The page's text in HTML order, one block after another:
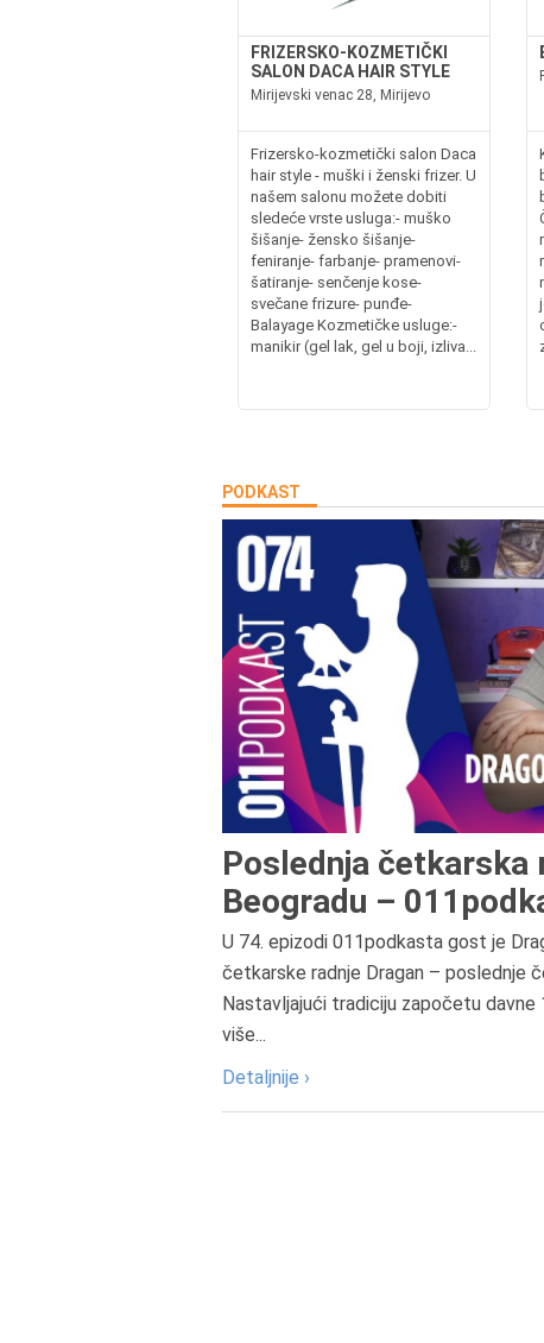
FRIZERSKO-KOZMETIČKI
SALON DACA HAIR STYLE
Mirijevski venac 28, Mirijevo
Frizersko-kozmetički salon Daca
hair style - muški i ženski frizer. U
našem salonu možete dobiti
sledeće vrste usluga:- muško
šišanje- žensko šišanje-
feniranje- farbanje- pramenovi-
šatiranje- senčenje kose-
svečane frizure- punđe-
Balayage Kozmetičke usluge:-
manikir (gel lak, gel u boji, izliva...
PODKAST
Poslednja četkarska
Beogradu –
U 74. epizodi 011podkasta gost je
četkarske radnje Dragan – poslednje
Nastavljajući tradiciju započetu davne
više...
Detaljnije ›